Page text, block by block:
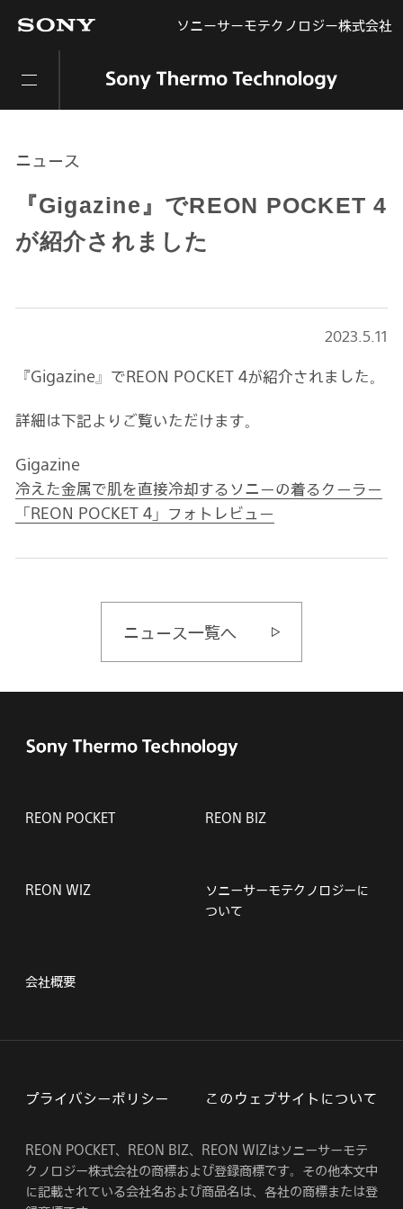
ソニーサーモテクノロジー株式会社
ニュース
『Gigazine』でREON POCKET 4
が紹介されました
2023.5.11
『Gigazine』でREON POCKET 4が紹介されました。
詳細は下記よりご覧いただけます。
Gigazine
冷えた金属で肌を直接冷却するソニーの着るクーラー
「REON POCKET 4」フォトレビュー
ニュース一覧へ
REON POCKET REON BIZ
REON WIZ
ソニーサーモテクノロジーに
ついて
会社概要
プライバシーポリシー このウェブサイトについて
REON POCKET、REON BIZ、REON WIZはソニーサーモテ
クノロジー株式会社の商標および登録商標です。その他本文中
に記載されている会社名および商品名は、各社の商標または登